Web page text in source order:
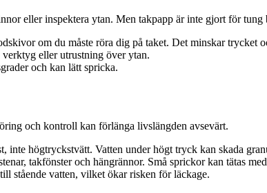
eller inspektera ytan. Men takpapp är inte gjort för tung
om du måste röra dig på taket. Det minskar trycket
eller utrustning över ytan.
och kan lätt spricka.
och kontroll kan förlänga livslängden avsevärt.
inte högtryckstvätt. Vatten under högt tryck kan skada
takfönster och hängrännor. Små sprickor kan tätas
stående vatten, vilket ökar risken för läckage.